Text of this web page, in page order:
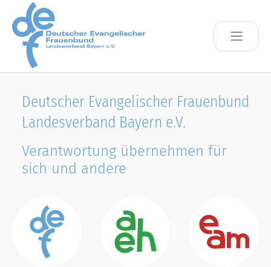
Skip to main content
Deutscher Evangelischer Frauenbund
Landesverband Bayern e.V.
Verantwortung übernehmen für
sich und andere